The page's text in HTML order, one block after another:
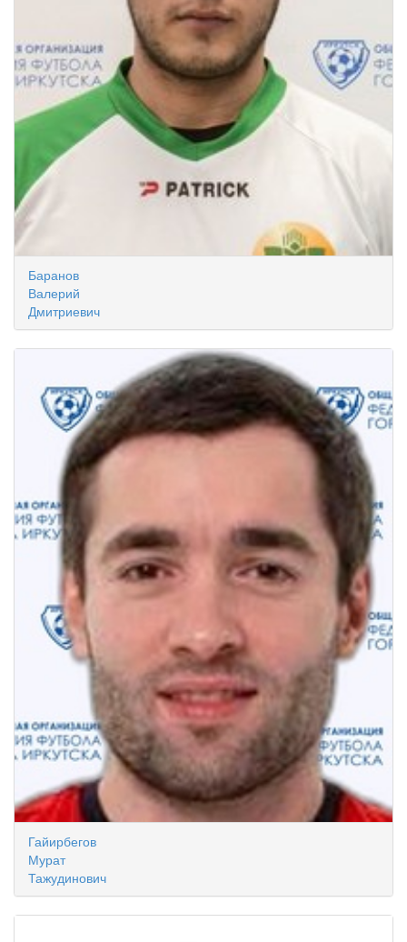
Баранов
Валерий
Дмитриевич
Гайирбегов
Мурат
Тажудинович